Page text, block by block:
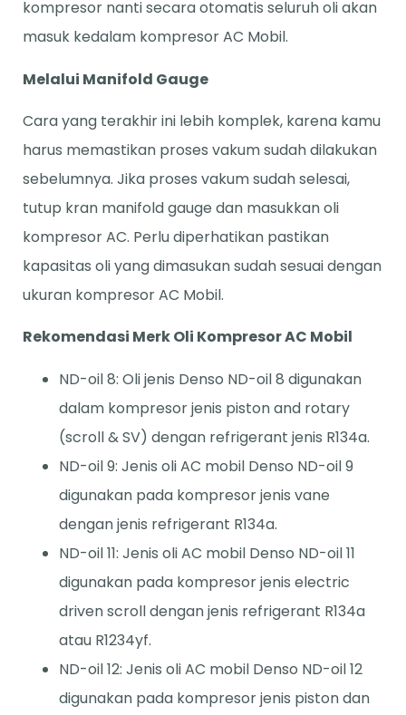
kompresor nanti secara otomatis seluruh oli akan
masuk kedalam kompresor AC Mobil.
Melalui Manifold Gauge
Cara yang terakhir ini lebih komplek, karena kamu
harus memastikan proses vakum sudah dilakukan
sebelumnya. Jika proses vakum sudah selesai,
tutup kran manifold gauge dan masukkan oli
kompresor AC. Perlu diperhatikan pastikan
kapasitas oli yang dimasukan sudah sesuai dengan
ukuran kompresor AC Mobil.
Rekomendasi Merk Oli Kompresor AC Mobil
ND-oil 8: Oli jenis Denso ND-oil 8 digunakan
dalam kompresor jenis piston and rotary
(scroll & SV) dengan refrigerant jenis R134a.
ND-oil 9: Jenis oli AC mobil Denso ND-oil 9
digunakan pada kompresor jenis vane
dengan jenis refrigerant R134a.
ND-oil 11: Jenis oli AC mobil Denso ND-oil 11
digunakan pada kompresor jenis electric
driven scroll dengan jenis refrigerant R134a
atau R1234yf.
ND-oil 12: Jenis oli AC mobil Denso ND-oil 12
digunakan pada kompresor jenis piston dan